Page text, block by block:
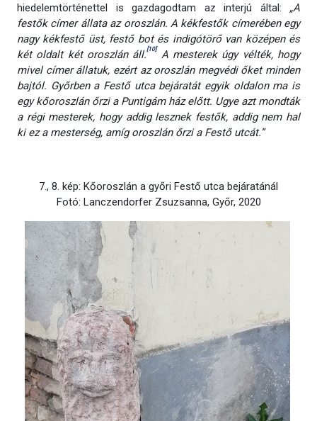
hiedelemtörténettel is gazdagodtam az interjú által: „A
festők címer állata az oroszlán. A kékfestők címerében egy
nagy kékfestő üst, festő bot és indigótörő van középen és
két oldalt két oroszlán áll.[10]A mesterek úgy vélték, hogy
mivel címer állatuk, ezért az oroszlán megvédi őket minden
bajtól. Győrben a Festő utca bejáratát egyik oldalon ma is
egy kőoroszlán őrzi a Puntigám ház előtt. Ugye azt mondták
a régi mesterek, hogy addig lesznek festők, addig nem hal
ki ez a mesterség, amíg oroszlán őrzi a Festő utcát.”
7., 8. kép: Kőoroszlán a győri Festő utca bejáratánál
Fotó: Lanczendorfer Zsuzsanna, Győr, 2020